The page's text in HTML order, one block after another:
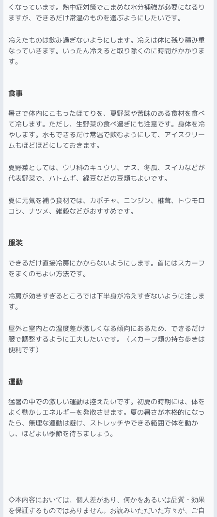
くなっています。熱中症対策でこまめな水分補強が必要になるり
ますが、できるだけ常温のものを選ぶようにしたいです。
冷えたものは飲み過ぎないようにします。冷えは体に残り積み重
なっていきます。いったん冷えると取り除くのに時間がかかりま
す。
食事
暑さで体内にこもったほてりを、夏野菜や苦味のある食材を食べ
て冷します。ただし、生野菜の食べ過ぎにも注意です。身体を冷
やします。水もできるだけ常温で飲むようにして、アイスクリー
ムもほどほどにしておきます。
夏野菜としては、ウリ科のキュウリ、ナス、冬瓜、スイカなどが
代表野菜で、ハトムギ、緑豆などの豆類もよいです。
夏に元気を補う食材では、カボチャ、ニンジン、椎茸、トウモロ
コシ、ナツメ、雑穀などがおすすめです。
服装
できるだけ直接冷房にかからないようにします。首にはスカーフ
をまくのもよい方法です。
冷房が効きすぎるところでは下半身が冷えすぎないように注しま
す。
屋外と室内との温度差が激しくなる傾向にあるため、できるだけ
服で調整するように工夫したいです。（スカーフ類の持ち歩きは
便利です）
運動
猛暑の中での激しい運動は控えたいです。初夏の時期には、体を
よく動かしエネルギーを発散させます。夏の暑さが本格的になっ
たら、無理な運動は避け、ストレッチやできる範囲で体を動か
し、ほどよい季節を待ちましょう。
◇本内容においては、個人差があり、何かをあるいは品質・効果
を保証するものではありません。お読みいただいた方々が、ご自